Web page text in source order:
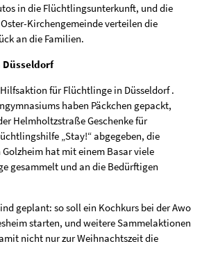
in die Flüchtlingsunterkunft, und die
Kirchengemeinde verteilen die
an die Familien.
Düsseldorf
für Flüchtlinge in Düsseldorf .
haben Päckchen gepackt,
Helmholtzstraße Geschenke für
„Stay!“ abgegeben, die
hat mit einem Basar viele
gesammelt und an die Bedürftigen
geplant: so soll ein Kochkurs bei der Awo
starten, und weitere Sammelaktionen
nicht nur zur Weihnachtszeit die